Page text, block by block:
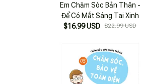
Em Chăm Sóc Bản Thân -
Để Có Mắt Sáng Tai Xinh
$16.99 USD $22.99 USD